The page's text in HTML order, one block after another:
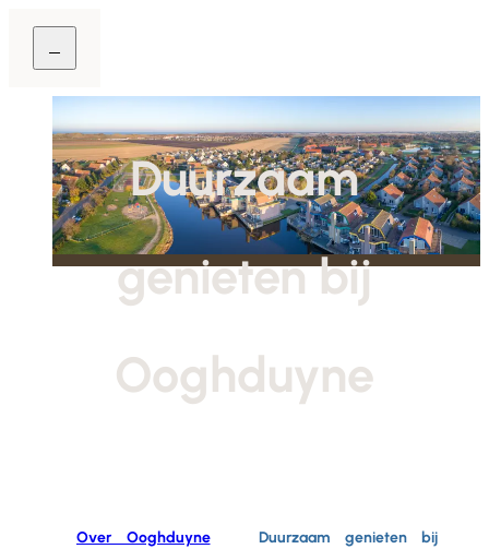
Duurzaam
genieten bij
Ooghduyne
Over Ooghduyne
Duurzaam genieten bij